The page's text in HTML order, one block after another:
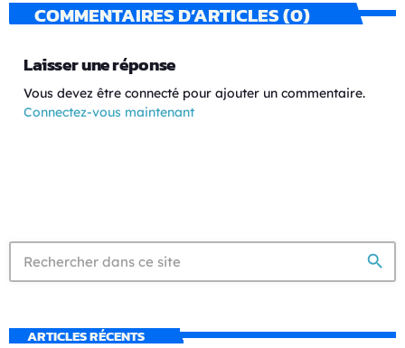
COMMENTAIRES D’ARTICLES (0)
Laisser une réponse
Vous devez être connecté pour ajouter un commentaire.
Connectez-vous maintenant
search
ARTICLES RÉCENTS